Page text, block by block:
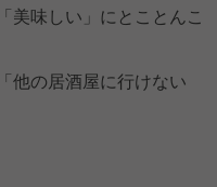
美味しい」にとことんこ
他の居酒屋に行けない